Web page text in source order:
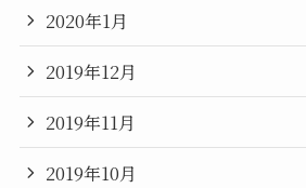
2020年1月
2019年12月
2019年11月
2019年10月